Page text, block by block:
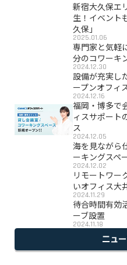
新宿大久保エ
生！イベント
久保」
2025.01.06
専門家と気軽
分のコワーキ
2024.12.30
設備が充実し
ープンオフィ
2024.12.16
福岡・博多で
ィスサポート
ス
2024.12.05
海を見ながら
ーキングスペ
2024.12.02
リモートワー
いオフィス大
2024.11.29
待合時間有効
ーブ設置
2024.11.18
ニュ